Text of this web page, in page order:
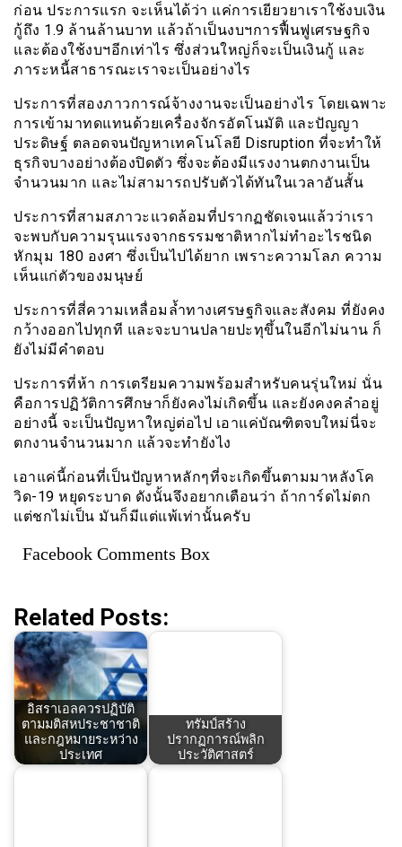
ก่อน ประการแรก จะเห็นได้ว่า แค่การเยียวยาเราใช้งบเงิน
กู้ถึง 1.9 ล้านล้านบาท แล้วถ้าเป็นงบฯการฟื้นฟูเศรษฐกิจ
และต้องใช้งบฯอีกเท่าไร ซึ่งส่วนใหญ่ก็จะเป็นเงินกู้ และ
ภาระหนี้สาธารณะเราจะเป็นอย่างไร
ประการที่สองภาวการณ์จ้างงานจะเป็นอย่างไร โดยเฉพาะ
การเข้ามาทดแทนด้วยเครื่องจักรอัตโนมัติ และปัญญา
ประดิษฐ์ ตลอดจนปัญหาเทคโนโลยี Disruption ที่จะทำให้
ธุรกิจบางอย่างต้องปิดตัว ซึ่งจะต้องมีแรงงานตกงานเป็น
จำนวนมาก และไม่สามารถปรับตัวได้ทันในเวลาอันสั้น
ประการที่สามสภาวะแวดล้อมที่ปรากฏชัดเจนแล้วว่าเรา
จะพบกับความรุนแรงจากธรรมชาติหากไม่ทำอะไรชนิด
หักมุม 180 องศา ซึ่งเป็นไปได้ยาก เพราะความโลภ ความ
เห็นแก่ตัวของมนุษย์
ประการที่สี่ความเหลื่อมล้ำทางเศรษฐกิจและสังคม ที่ยังคง
กว้างออกไปทุกที และจะบานปลายปะทุขึ้นในอีกไม่นาน ก็
ยังไม่มีคำตอบ
ประการที่ห้า การเตรียมความพร้อมสำหรับคนรุ่นใหม่ นั่น
คือการปฏิวัติการศึกษาก็ยังคงไม่เกิดขึ้น และยังคงคลำอยู่
อย่างนี้ จะเป็นปัญหาใหญ่ต่อไป เอาแค่บัณฑิตจบใหม่นี่จะ
ตกงานจำนวนมาก แล้วจะทำยังไง
เอาแค่นี้ก่อนที่เป็นปัญหาหลักๆที่จะเกิดขึ้นตามมาหลังโค
วิด-19 หยุดระบาด ดังนั้นจึงอยากเตือนว่า ถ้าการ์ดไม่ตก
แต่ชกไม่เป็น มันก็มีแต่แพ้เท่านั้นครับ
Facebook Comments Box
Related Posts:
อิสราเอลควรปฏิบัติ
ตามมติสหประชาชาติ
และกฎหมายระหว่าง
ประเทศ
ทรัมป์สร้าง
ปรากฏการณ์พลิก
ประวัติศาสตร์